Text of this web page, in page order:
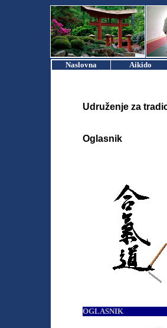
Naslovna Aikido
Udruženje za
Oglasnik
OGLASNIK